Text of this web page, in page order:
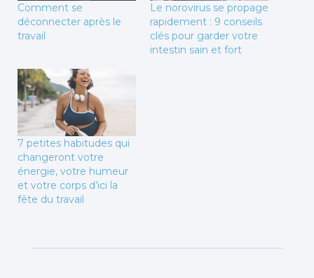
Comment se
déconnecter après le
travail
Le norovirus se propage
rapidement : 9 conseils
clés pour garder votre
intestin sain et fort
7 petites habitudes qui
changeront votre
énergie, votre humeur
et votre corps d’ici la
fête du travail